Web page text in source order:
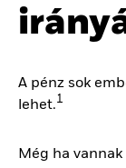
A pénz sok
lehet.1
Még ha